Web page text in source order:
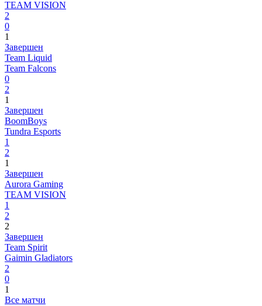
TEAM VISION
2
0
1
Завершен
Team Liquid
Team Falcons
0
2
1
Завершен
BoomBoys
Tundra Esports
1
2
1
Завершен
Aurora Gaming
TEAM VISION
1
2
2
Завершен
Team Spirit
Gaimin Gladiators
2
0
1
Все матчи